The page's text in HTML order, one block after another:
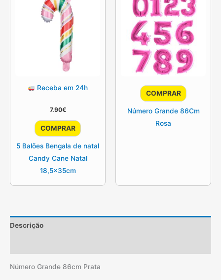
Receba em 24h
7.90€
COMPRAR
5 Balões Bengala de natal
Candy Cane Natal
18,5x35cm
COMPRAR
Número Grande 86Cm
Rosa
Descrição
Número Grande 86cm Prata